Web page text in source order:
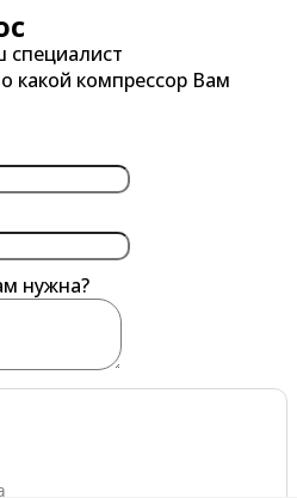
Алтайск
специалист
какой компрессор Вам
нужна?
данных